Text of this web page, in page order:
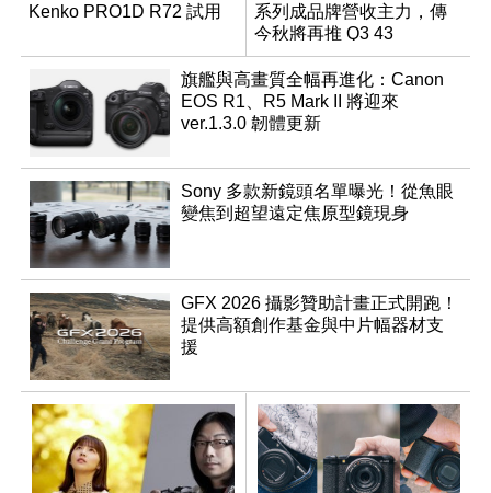
Kenko PRO1D R72 試用
系列成品牌營收主力，傳
今秋將再推 Q3 43
Monochrom
旗艦與高畫質全幅再進化：Canon
EOS R1、R5 Mark II 將迎來
ver.1.3.0 韌體更新
Sony 多款新鏡頭名單曝光！從魚眼
變焦到超望遠定焦原型鏡現身
GFX 2026 攝影贊助計畫正式開跑！
提供高額創作基金與中片幅器材支
援